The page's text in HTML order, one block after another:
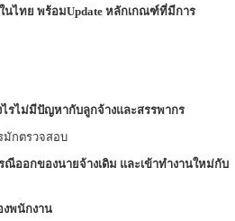
นไทย พร้อมUpdate หลักเกณฑ์ที่มีการ
รไม่มีปัญหากับลูกจ้างและสรรพากร
มักตรวจสอบ
ณีออกของนายจ้างเดิม และเข้าทำงานใหม่กับ
งพนักงาน